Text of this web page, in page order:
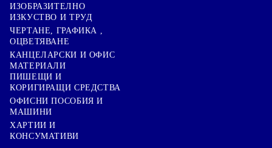
ИЗОБРАЗИТЕЛНО
ИЗКУСТВО И ТРУД
ЧЕРТАНЕ, ГРАФИКА ,
ОЦВЕТЯВАНЕ
КАНЦЕЛАРСКИ И ОФИС
МАТЕРИАЛИ
ПИШЕЩИ И
КОРИГИРАЩИ СРЕДСТВА
ОФИСНИ ПОСОБИЯ И
МАШИНИ
ХАРТИИ И
КОНСУМАТИВИ